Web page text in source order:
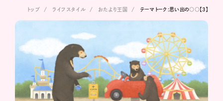
トップ ライフスタイル おたより王国 テーマトーク:思い出の○○【3】